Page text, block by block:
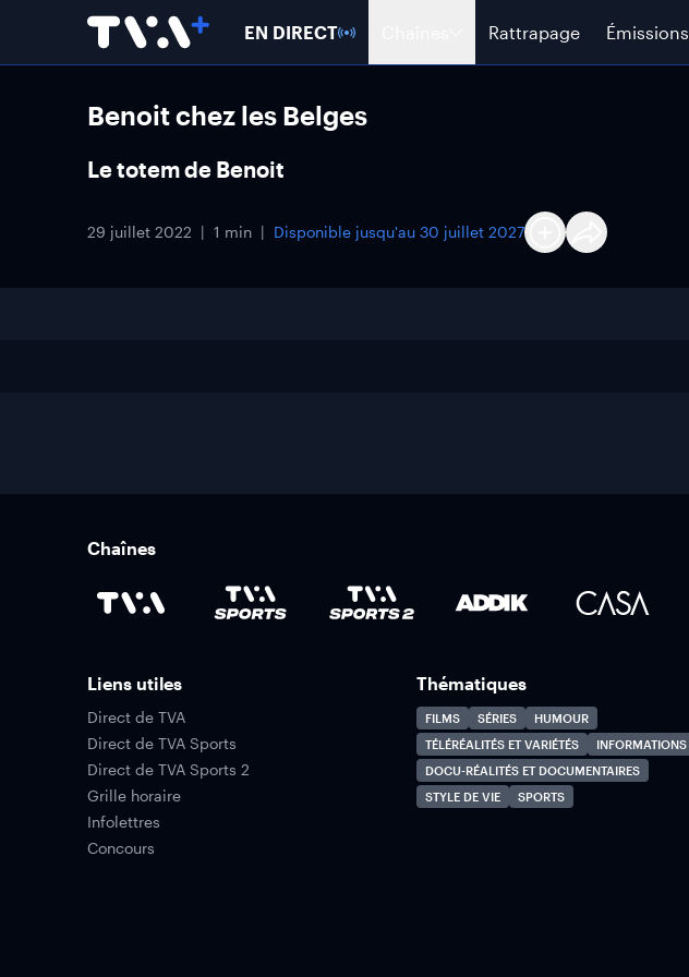
EN DIRECT Rattrapage Émissions
Benoit chez les Belges
Le totem de Benoit
29 juillet 2022 1 min Disponible jusqu'au 30 juillet 2027
Chaînes
Liens utiles
Direct de TVA
Direct de TVA Sports
Direct de TVA Sports 2
Grille horaire
Infolettres
Concours
Thématiques
FILMS SÉRIES
HUMOUR
TÉLÉRÉALITÉS ET VARIÉTÉS
INFORMATIONS
DOCU-RÉALITÉS ET DOCUMENTAIRES
STYLE DE VIE
SPORTS